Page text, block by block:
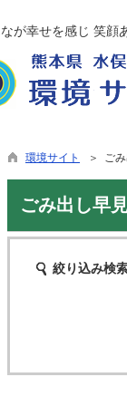
が幸せを感じ 笑顔
環境サイト ＞ ごみ
ごみ出し早
絞り込み検